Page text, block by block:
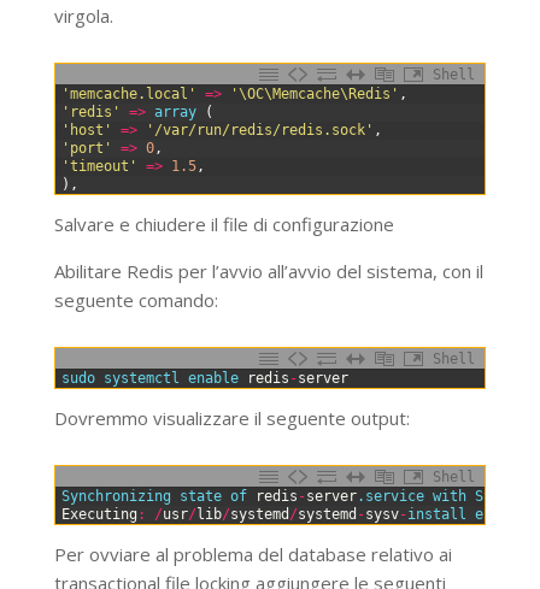
virgola.
Shell
'memcache.local' => '\OC\Memcache\Redis' ,
'redis'
=> array
(
'host'
=> '/var/run/redis/redis.sock' ,
'port'
=> 0,
'timeout'
=> 1.5,
) ,
Salvare e chiudere il file di configurazione
Abilitare Redis per l’avvio all’avvio del sistema, con il
seguente comando:
Shell
sudo systemctl enable redis -server
Dovremmo visualizzare il seguente output:
Shell
Synchronizing state of redis -server.service with SysV
Executing : /usr/lib/systemd /systemd -sysv-install enable
Per ovviare al problema del database relativo ai
transactional file locking aggiungere le seguenti